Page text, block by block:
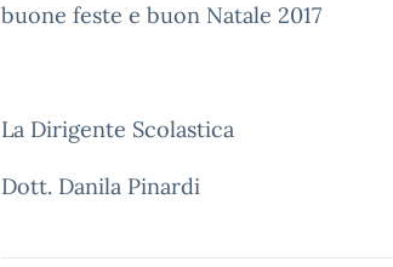
buone feste e buon Natale 2017
La Dirigente Scolastica
Dott. Danila Pinardi